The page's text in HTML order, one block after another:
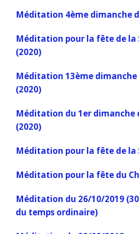
Méditation 4ème dimanche
Méditation pour la fête de la
(2020)
Méditation 13ème
(2020)
Méditation du 1er dimanche
(2020)
Méditation pour la fête de la
Méditation pour la fête du
Méditation du 26/10/2019
du temps ordinaire)